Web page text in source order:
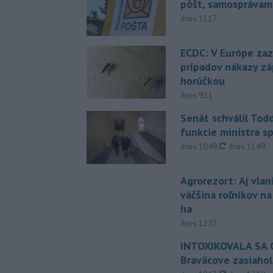
pôšt,
dnes 11:17
ECDC: V Európe
prípadov nákazy
horúčkou
dnes 9:11
Senát schválil
funkcie ministra
dnes 10:49, aktualizované
dnes 11:49
Agrorezort: Aj
väčšina roľníkov
ha
dnes 12:27
INTOXIKOVALA SA
Braväcove